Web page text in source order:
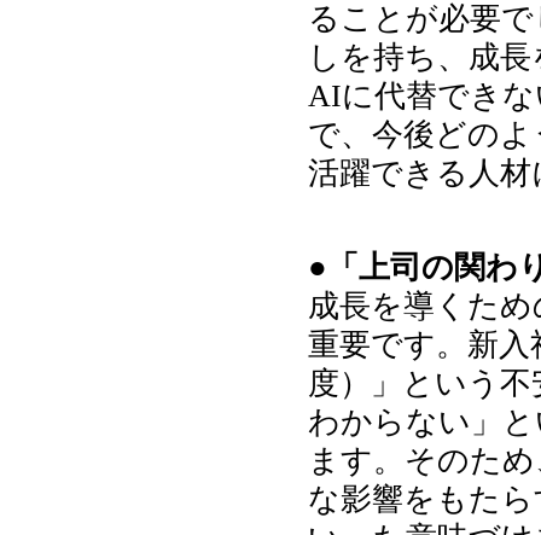
ることが必要
しを持ち、成
AIに代替でき
で、今後どの
活躍できる人
●「上司の関わ
成長を導くた
重要です。新
度）」という
わからない」
ます。そのた
な影響をもた